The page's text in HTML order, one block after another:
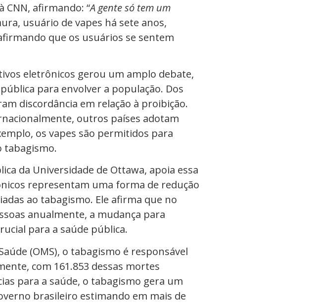
CNN, afirmando: “A gente só tem um
usuário de vapes há sete anos,
que os usuários se sentem
eletrônicos gerou um amplo debate,
para envolver a população. Dos
discordância em relação à proibição.
outros países adotam
os vapes são permitidos para
tabagismo.
da Universidade de Ottawa, apoia essa
representam uma forma de redução
ao tabagismo. Ele afirma que no
anualmente, a mudança para
para a saúde pública.
(OMS), o tabagismo é responsável
com 161.853 dessas mortes
para a saúde, o tabagismo gera um
brasileiro estimando em mais de